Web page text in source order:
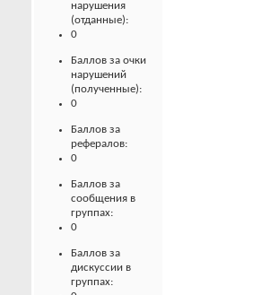
нарушения
(отданные):
0
Баллов за очки
нарушений
(полученные):
0
Баллов за
рефералов:
0
Баллов за
сообщения в
группах:
0
Баллов за
дискуссии в
группах: